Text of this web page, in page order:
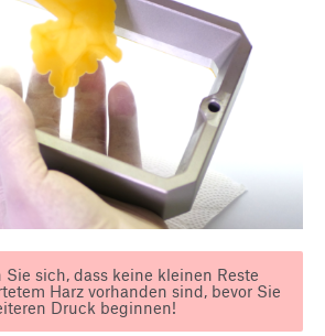
Sie sich, dass keine kleinen Reste
Harz vorhanden sind, bevor Sie
Druck beginnen!